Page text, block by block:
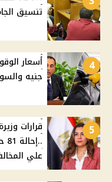
تنسيق الجامعات 2026 وأماكن
4
جنيه والسولار
5
علي